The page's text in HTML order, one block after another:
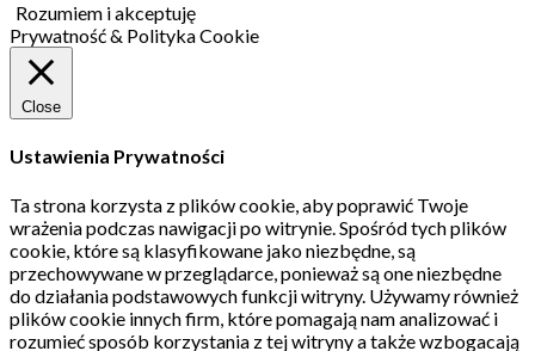
Rozumiem i akceptuję
Prywatność & Polityka Cookie
Close
Ustawienia Prywatności
Ta strona korzysta z plików cookie, aby poprawić Twoje
wrażenia podczas nawigacji po witrynie. Spośród tych plików
cookie, które są klasyfikowane jako niezbędne, są
przechowywane w przeglądarce, ponieważ są one niezbędne
do działania podstawowych funkcji witryny. Używamy również
plików cookie innych firm, które pomagają nam analizować i
rozumieć sposób korzystania z tej witryny a także wzbogacają